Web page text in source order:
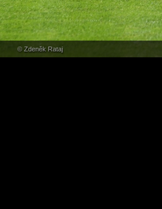
© Zdeněk Rataj